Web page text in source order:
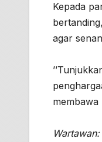
Kepada
agar
membawa